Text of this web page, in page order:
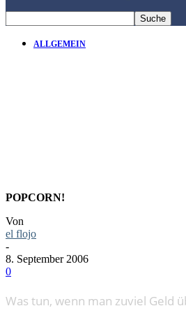
ALLGEMEIN
POPCORN!
Von
el flojo
-
8. September 2006
0
Was tun, wenn man zuviel Geld